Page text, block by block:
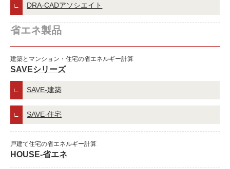
DRA-CADアソシエイト
省エネ製品
建築とマンション・住宅の省エネルギー計算
SAVEシリーズ
SAVE-建築
SAVE-住宅
戸建て住宅の省エネルギー計算
HOUSE-省エネ